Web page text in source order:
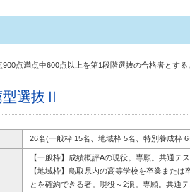
点満点中600点以上を第1段階選抜の合格者とする
型選抜Ⅱ
26名(一般枠 15名、地域枠 5名、特別養成枠
【一般枠】成績概評Aの現役。専願。共通テス
【地域枠】鳥取県内の高等学校を卒業また
とを確約できる者。現役～2浪。専願。共通テ